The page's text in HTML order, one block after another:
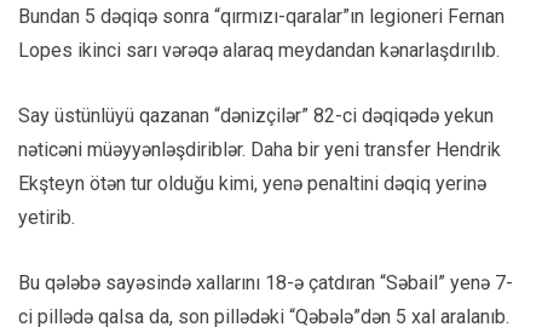
Bundan 5 dəqiqə sonra “qırmızı-qaralar”ın legioneri Fernan
Lopes ikinci sarı vərəqə alaraq meydandan kənarlaşdırılıb.
Say üstünlüyü qazanan “dənizçilər” 82-ci dəqiqədə yekun
nəticəni müəyyənləşdiriblər. Daha bir yeni transfer Hendrik
Ekşteyn ötən tur olduğu kimi, yenə penaltini dəqiq yerinə
yetirib.
Bu qələbə sayəsində xallarını 18-ə çatdıran “Səbail” yenə 7-
ci pillədə qalsa da, son pillədəki “Qəbələ”dən 5 xal aralanıb.